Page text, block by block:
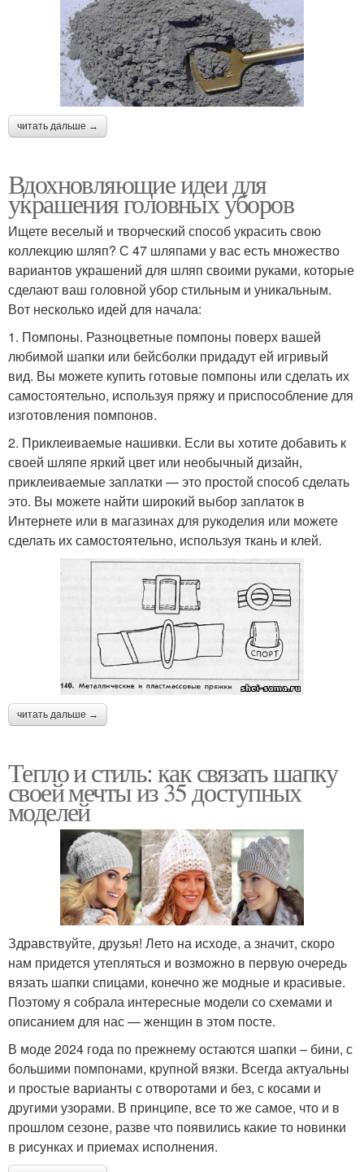
читать дальше →
Вдохновляющие идеи для
украшения головных уборов
Ищете веселый и творческий способ украсить свою
коллекцию шляп? С 47 шляпами у вас есть множество
вариантов украшений для шляп своими руками, которые
сделают ваш головной убор стильным и уникальным.
Вот несколько идей для начала:
1. Помпоны. Разноцветные помпоны поверх вашей
любимой шапки или бейсболки придадут ей игривый
вид. Вы можете купить готовые помпоны или сделать их
самостоятельно, используя пряжу и приспособление для
изготовления помпонов.
2. Приклеиваемые нашивки. Если вы хотите добавить к
своей шляпе яркий цвет или необычный дизайн,
приклеиваемые заплатки — это простой способ сделать
это. Вы можете найти широкий выбор заплаток в
Интернете или в магазинах для рукоделия или можете
сделать их самостоятельно, используя ткань и клей.
читать дальше →
Тепло и стиль: как связать шапку
своей мечты из 35 доступных
моделей
Здравствуйте, друзья! Лето на исходе, а значит, скоро
нам придется утепляться и возможно в первую очередь
вязать шапки спицами, конечно же модные и красивые.
Поэтому я собрала интересные модели со схемами и
описанием для нас — женщин в этом посте.
В моде 2024 года по прежнему остаются шапки – бини, с
большими помпонами, крупной вязки. Всегда актуальны
и простые варианты с отворотами и без, с косами и
другими узорами. В принципе, все то же самое, что и в
прошлом сезоне, разве что появились какие то новинки
в рисунках и приемах исполнения.